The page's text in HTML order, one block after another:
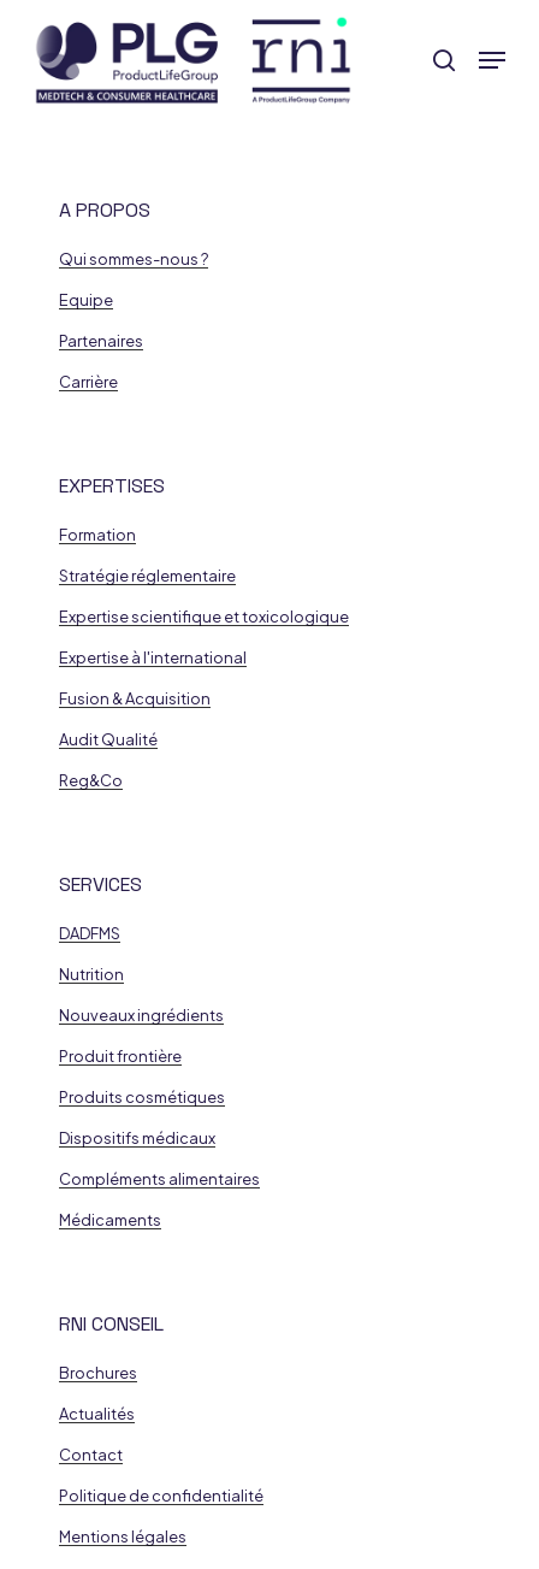
search
Menu
A PROPOS
Qui sommes-nous ?
Equipe
Partenaires
Carrière
EXPERTISES
Formation
Stratégie réglementaire
Expertise scientifique et toxicologique
Expertise à l'international
Fusion & Acquisition
Audit Qualité
Reg&Co
SERVICES
DADFMS
Nutrition
Nouveaux ingrédients
Produit frontière
Produits cosmétiques
Dispositifs médicaux
Compléments alimentaires
Médicaments
RNI CONSEIL
Brochures
Actualités
Contact
Politique de confidentialité
Mentions légales
Close